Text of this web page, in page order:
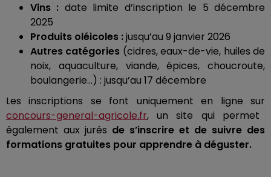
Vins : date limite d’inscription le 5 décembre
2025
Produits oléicoles :jusqu’au 9 janvier 2026
Autres catégories (cidres, eaux-de-vie, huiles de
noix, aquaculture, viande, épices, choucroute,
boulangerie…) : jusqu’au 17 décembre
Les inscriptions se font uniquement en ligne sur
concours-general-agricole.fr, un site qui permet
également aux jurés de s’inscrire et de suivre des
formations gratuites pour apprendre à déguster.